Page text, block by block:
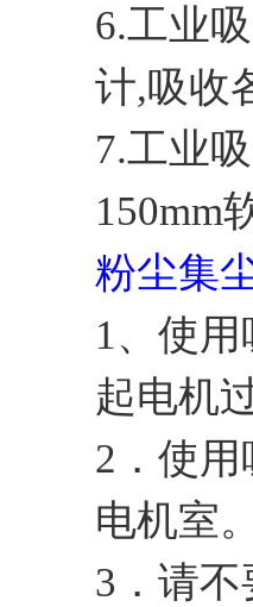
6.工业
计,吸收
7.工业
150mm
粉尘集
1、使
起电机
2．使
电机室
3．请